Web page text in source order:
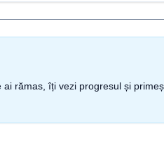
rămas, îți vezi progresul și